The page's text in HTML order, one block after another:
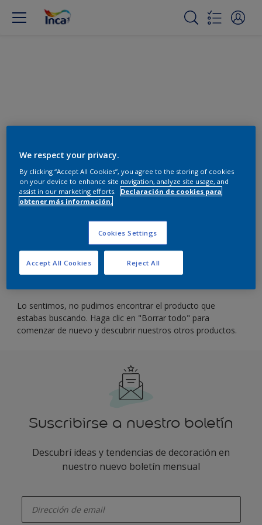
Encuentra los productos para
tu proyecto
Productos encontrados
Filter
Lo sentimos, no pudimos encontrar el producto que
estabas buscando. Haga clic en "Borrar todo" para
comenzar de nuevo y descubrir nuestros otros productos.
Suscribirse a nuestro boletín
Descubrí ideas y tendencias de decoración en
nuestro nuevo boletín mensual
We respect your privacy.
By clicking “Accept All Cookies”, you agree to the storing of cookies
on your device to enhance site navigation, analyze site usage, and
assist in our marketing efforts.
Declaración de cookies para
obtener más información.
Cookies Settings
Reject All
Accept All Cookies